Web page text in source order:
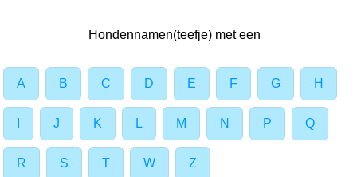
Hondennamen(teefje) met een
A B C D E F G H
J K L M N P Q
R S T W Z